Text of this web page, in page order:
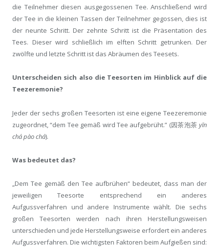
die Teilnehmer diesen ausgegossenen Tee. Anschließend wird
der Tee in die kleinen Tassen der Teilnehmer gegossen, dies ist
der neunte Schritt. Der zehnte Schritt ist die Präsentation des
Tees. Dieser wird schließlich im elften Schritt getrunken. Der
zwölfte und letzte Schritt ist das Abräumen des Teesets.
Unterscheiden sich also die Teesorten im Hinblick auf die
Teezeremonie?
Jeder der sechs großen Teesorten ist eine eigene Teezeremonie
zugeordnet, “dem Tee gemäß wird Tee aufgebrüht.” (因茶泡茶 yīn
chá pào chá).
Was bedeutet das?
„Dem Tee gemäß den Tee aufbrühen“ bedeutet, dass man der
jeweiligen Teesorte entsprechend ein anderes
Aufgussverfahren und andere Instrumente wählt. Die sechs
großen Teesorten werden nach ihren Herstellungsweisen
unterschieden und jede Herstellungsweise erfordert ein anderes
Aufgussverfahren. Die wichtigsten Faktoren beim Aufgießen sind: